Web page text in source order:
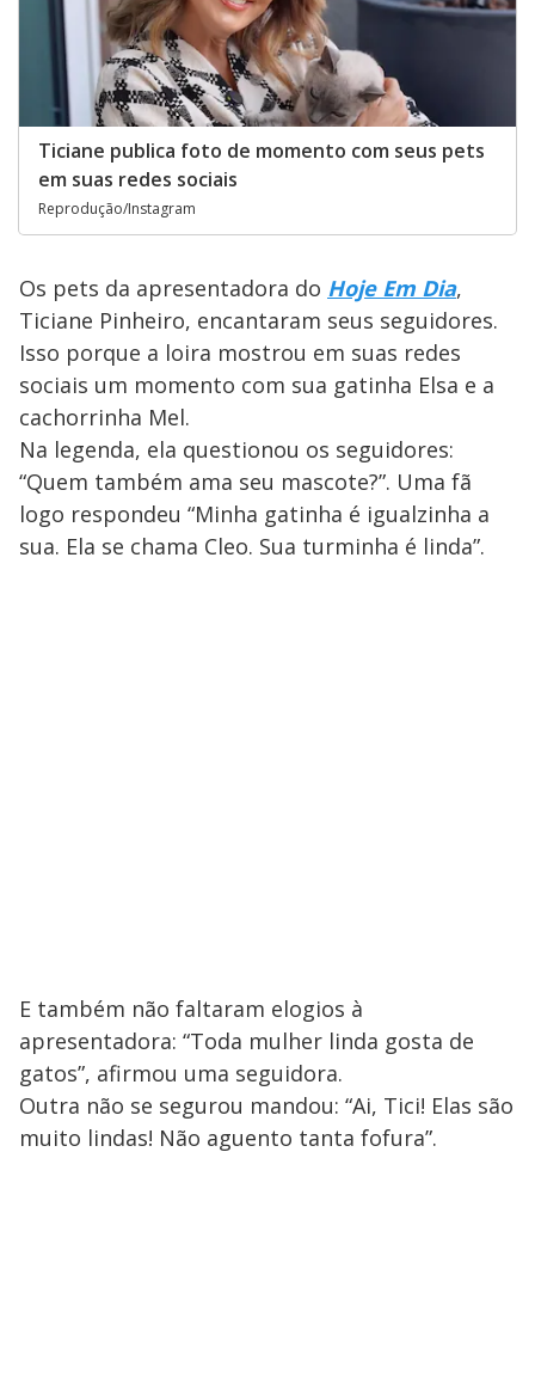
Ticiane publica foto de momento com seus pets
em suas redes sociais
Reprodução/Instagram
Os pets da apresentadora do Hoje Em Dia,
Ticiane Pinheiro, encantaram seus seguidores.
Isso porque a loira mostrou em suas redes
sociais um momento com sua gatinha Elsa e a
cachorrinha Mel.
Na legenda, ela questionou os seguidores:
“Quem também ama seu mascote?”. Uma fã
logo respondeu “Minha gatinha é igualzinha a
sua. Ela se chama Cleo. Sua turminha é linda”.
E também não faltaram elogios à
apresentadora: “Toda mulher linda gosta de
gatos”, afirmou uma seguidora.
Outra não se segurou mandou: “Ai, Tici! Elas são
muito lindas! Não aguento tanta fofura”.